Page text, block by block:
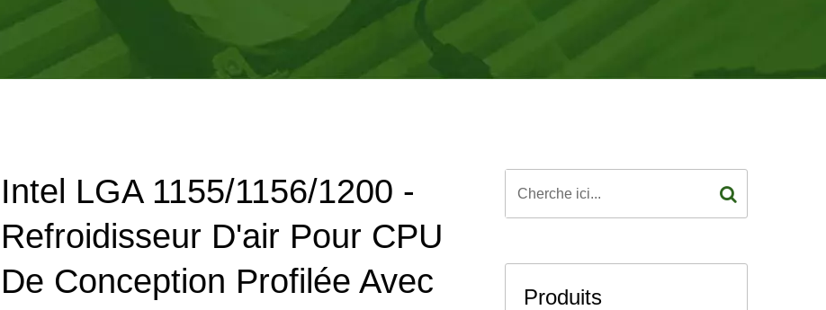
Intel LGA 1155/1156/1200 -
Refroidisseur D'air Pour CPU
De Conception Profilée Avec
Produits